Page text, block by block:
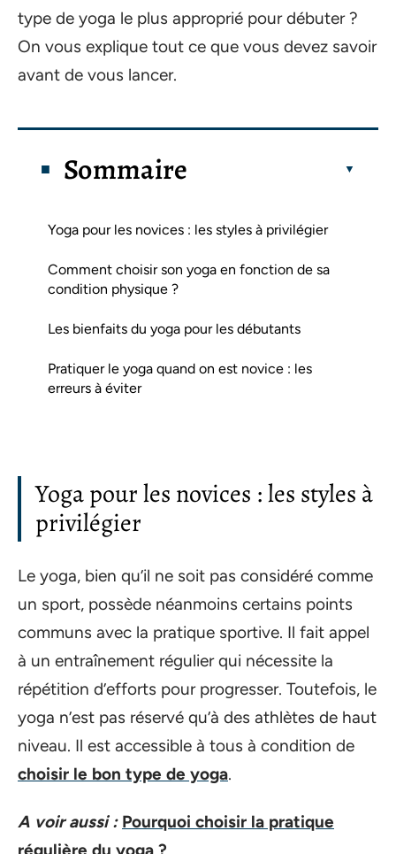
type de yoga le plus approprié pour débuter ?
On vous explique tout ce que vous devez savoir
avant de vous lancer.
Sommaire
Yoga pour les novices : les styles à privilégier
Comment choisir son yoga en fonction de sa
condition physique ?
Les bienfaits du yoga pour les débutants
Pratiquer le yoga quand on est novice : les
erreurs à éviter
Yoga pour les novices : les styles à
privilégier
Le yoga, bien qu’il ne soit pas considéré comme
un sport, possède néanmoins certains points
communs avec la pratique sportive. Il fait appel
à un entraînement régulier qui nécessite la
répétition d’efforts pour progresser. Toutefois, le
yoga n’est pas réservé qu’à des athlètes de haut
niveau. Il est accessible à tous à condition de
choisir le bon type de yoga.
A voir aussi : Pourquoi choisir la pratique